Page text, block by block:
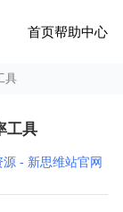
首页帮助中心
具
工具
- 新思维站官网